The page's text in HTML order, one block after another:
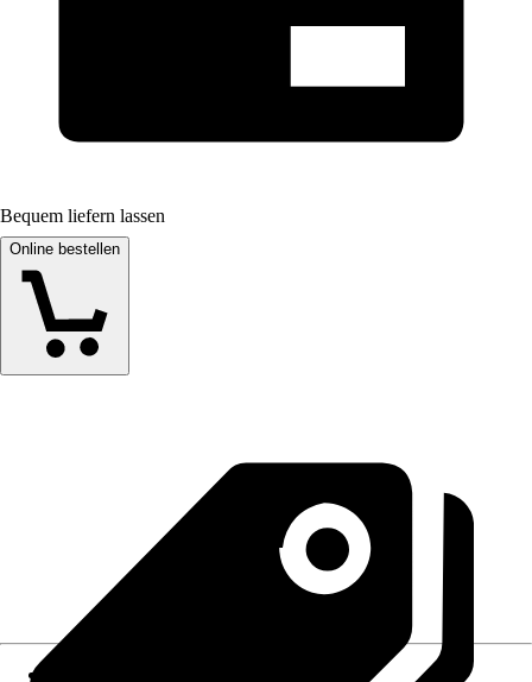
Bequem liefern lassen
Online bestellen